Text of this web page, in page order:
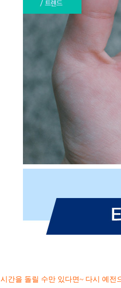
시간을 돌릴 수만 있다면~ 다시 예전